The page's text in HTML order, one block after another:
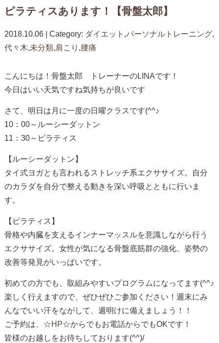
ピラティスあります！【骨盤太郎】
2018.10.06 | Category: ダイエット ,パーソナルトレーニング,
代々木,未分類,肩こり ,腰痛
こんにちは！骨盤太郎 トレーナーのLINAです！
今日はいい天気ですね気持ちが良いです
さて、明日は月に一度の日曜クラスです(^^♪
10：00～ルーシーダットン
11：30～ピラティス
【ルーシーダットン】
タイ式ヨガとも言われるストレッチ系エクササイズ。自分
のカラダを自分で整える動きを深い呼吸とともに行いま
す。
【ピラティス】
骨格や内臓を支えるインナーマッスルを意識しながら行う
エクササイズ。女性が気になる骨盤底筋群の強化、姿勢の
改善等発見がいっぱいです。
初めての方でも、取組みやすいプログラムになってます(^^♪
楽しく行えますので、ぜひぜひご参加ください！週末にみ
んなでいい汗をながして、週明けに備えましょう！！
ご予約は、☆HP☆からでもお電話からでもOKです！
皆様のお越しをお待ちしております(^^)/